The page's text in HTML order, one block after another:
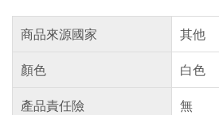
商品來源國家
其他
顏色
白色
產品責任險
無